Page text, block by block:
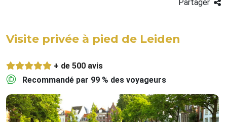
Partager
Visite privée à pied de Leiden
+ de 500 avis
Recommandé par 99 % des voyageurs